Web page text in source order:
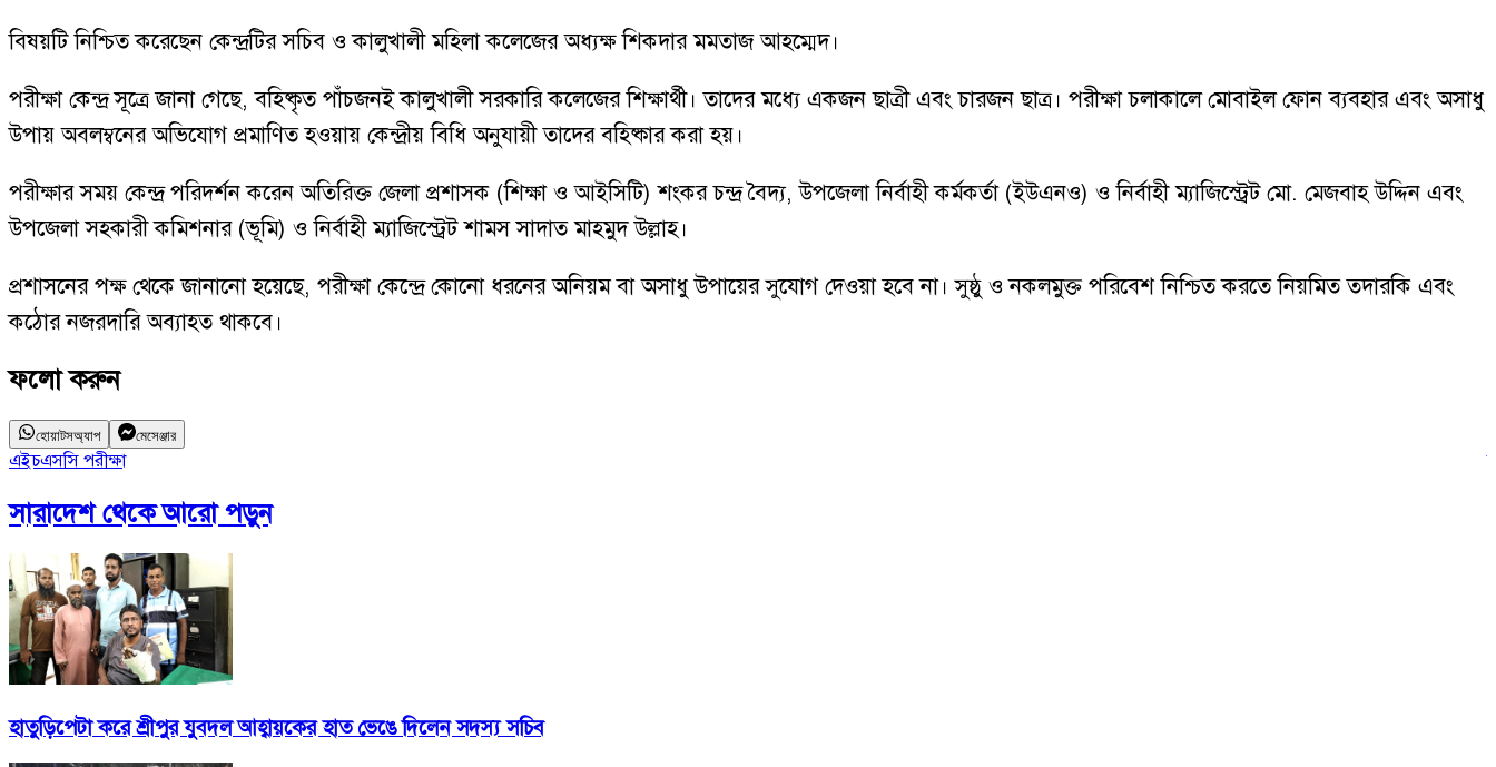
বিষয়টি নিশ্চিত করেছেন কেন্দ্রটির সচিব ও কালুখালী মহিলা কলেজের অধ্যক্ষ শিকদার মমতাজ আহম্মেদ।
পরীক্ষা কেন্দ্র সূত্রে জানা গেছে, বহিষ্কৃত পাঁচজনই কালুখালী সরকারি কলেজের শিক্ষার্থী। তাদের মধ্যে একজন ছাত্রী এবং চারজন ছাত্র। পরীক্ষা চলাকালে মোবাইল ফোন ব্যবহার এবং অসাধু
উপায় অবলম্বনের অভিযোগ প্রমাণিত হওয়ায় কেন্দ্রীয় বিধি অনুযায়ী তাদের বহিষ্কার করা হয়।
পরীক্ষার সময় কেন্দ্র পরিদর্শন করেন অতিরিক্ত জেলা প্রশাসক (শিক্ষা ও আইসিটি) শংকর চন্দ্র বৈদ্য, উপজেলা নির্বাহী কর্মকর্তা (ইউএনও) ও নির্বাহী ম্যাজিস্ট্রেট মো. মেজবাহ উদ্দিন এবং
উপজেলা সহকারী কমিশনার (ভূমি) ও নির্বাহী ম্যাজিস্ট্রেট শামস সাদাত মাহমুদ উল্লাহ।
প্রশাসনের পক্ষ থেকে জানানো হয়েছে, পরীক্ষা কেন্দ্রে কোনো ধরনের অনিয়ম বা অসাধু উপায়ের সুযোগ দেওয়া হবে না। সুষ্ঠু ও নকলমুক্ত পরিবেশ নিশ্চিত করতে নিয়মিত তদারকি এবং
কঠোর নজরদারি অব্যাহত থাকবে।
ফলো করুন
হোয়াটসঅ্যাপ মেসেঞ্জার
এইচএসসি পরীক্ষা
সারাদেশথেকে আরো পড়ুন
হাতুড়িপেটা করে শ্রীপুর যুবদল আহ্বায়কের হাত ভেঙে দিলেন সদস্য সচিব